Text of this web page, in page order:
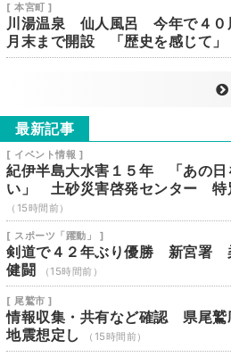
[ 本宮町 ]
川湯温泉 仙人風呂 今年で４
月末まで開設 「歴史を感じて」
最新記事
[ イベント情報 ]
紀伊半島大水害１５年 「あの日
い」 土砂災害啓発センター 特
（15時間前）
[ スポーツ「躍動」 ]
剣道で４２年ぶり優勝 新宮署
健闘
（15時間前）
[ 尾鷲市 ]
情報収集・共有など確認 県尾
地震想定し
（15時間前）